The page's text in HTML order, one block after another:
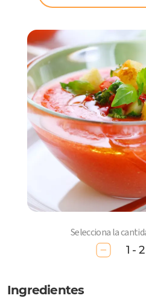
Selecciona la
1 - 2
Ingredientes